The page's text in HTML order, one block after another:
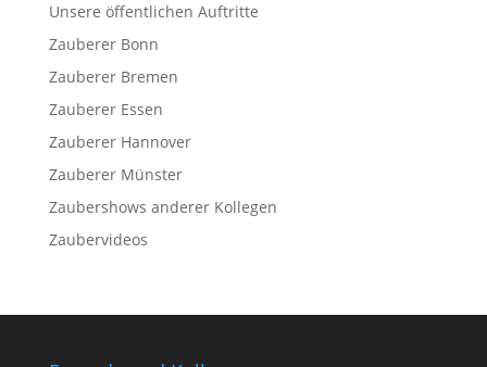
Unsere öffentlichen Auftritte
Zauberer Bonn
Zauberer Bremen
Zauberer Essen
Zauberer Hannover
Zauberer Münster
Zaubershows anderer Kollegen
Zaubervideos